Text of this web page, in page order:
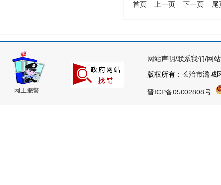
首页 上一页 下一页
网站声明/联系我们/网
版权所有：长治市潞
晋ICP备05002808号